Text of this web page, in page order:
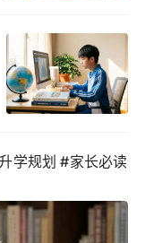
学规划 #家长必读